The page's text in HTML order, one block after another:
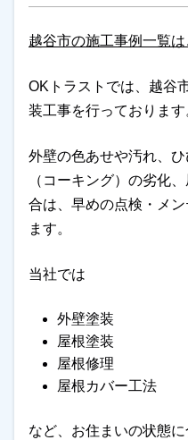
越谷市の施工事例一覧は
OKトラストでは、越谷
装工事を行っております
外壁の色あせや汚れ、
（コーキング）の劣化
合は、早めの点検・メ
ます。
当社では
外壁塗装
屋根塗装
屋根修理
屋根カバー工法
など、お住まいの状態